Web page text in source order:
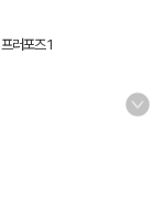
러포즈 1